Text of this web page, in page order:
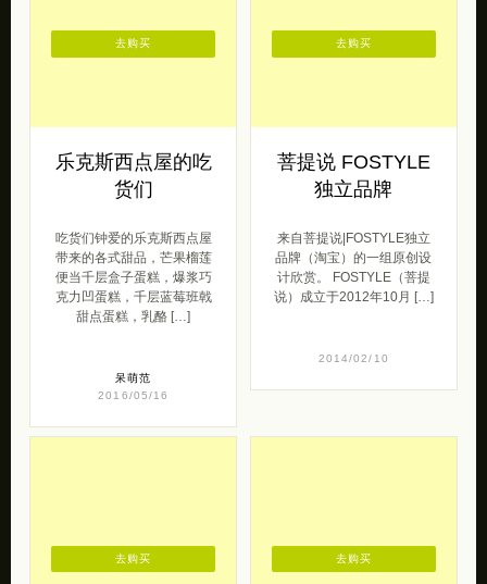
乐克斯西点屋的吃
货们
吃货们钟爱的乐克斯西点屋
带来的各式甜品，芒果榴莲
便当千层盒子蛋糕，爆浆巧
克力凹蛋糕，千层蓝莓班戟
甜点蛋糕，乳酪 […]
呆萌范
2016/05/16
去购买
菩提说 FOSTYLE
独立品牌
来自菩提说|FOSTYLE独立
品牌（淘宝）的一组原创设
计欣赏。 FOSTYLE（菩提
说）成立于2012年10月 […]
2014/02/10
去购买
去购买 去购买